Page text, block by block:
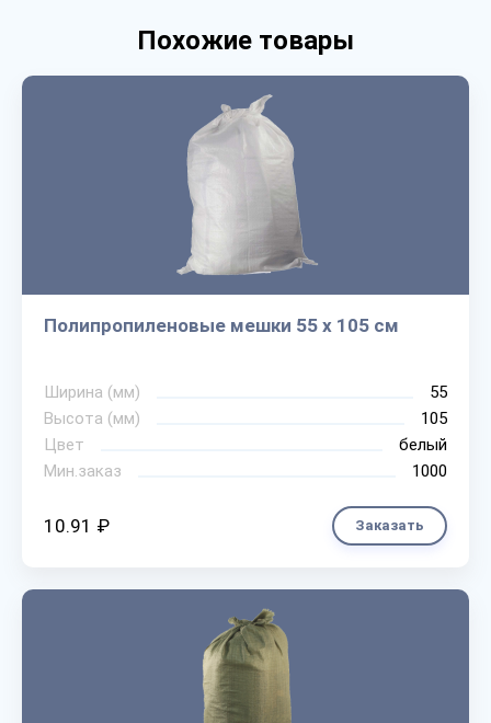
Похожие товары
Полипропиленовые мешки 55 х 105 см
Ширина (мм)
55
Высота (мм)
105
Цвет
белый
Мин.заказ
1000
10.91 ₽ Заказать